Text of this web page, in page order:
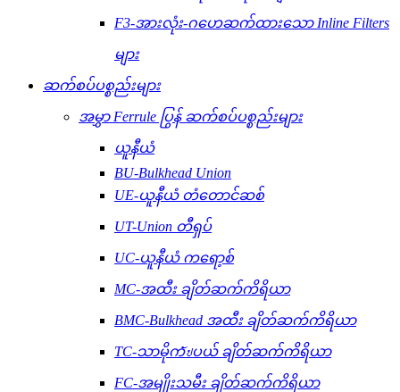
F3-အားလုံး-ဂဟေဆက်ထားသော Inline Filters
များ
ဆက်စပ်ပစ္စည်းများ
အမွှာ Ferrule ပြွန် ဆက်စပ်ပစ္စည်းများ
ယူနီယံ
BU-Bulkhead Union
UE-ယူနီယံ တံတောင်ဆစ်
UT-Union တီရှပ်
UC-ယူနီယံ ကရော့စ်
MC-အထီး ချိတ်ဆက်ကိရိယာ
BMC-Bulkhead အထီး ချိတ်ဆက်ကိရိယာ
TC-သာမိုကัปပယ် ချိတ်ဆက်ကိရိယာ
FC-အမျိုးသမီး ချိတ်ဆက်ကိရိယာ